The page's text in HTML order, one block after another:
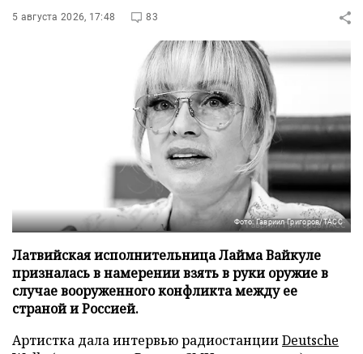
5 августа 2026, 17:48 83
Фото: Гавриил Григоров/ТАСС
Латвийская исполнительница Лайма Вайкуле
призналась в намерении взять в руки оружие в
случае вооруженного конфликта между ее
страной и Россией.
Артистка дала интервью радиостанцииDeutsche